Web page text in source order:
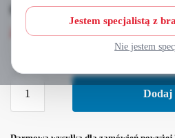
Jestem specjalistą z
Nie jestem
6453
24,00zł
Dodaj